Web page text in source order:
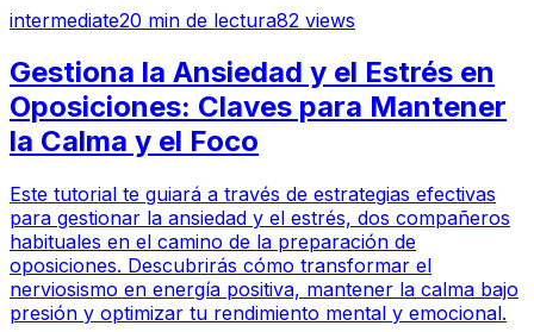
intermediate20 min de lectura82 views
Gestiona la Ansiedad y el Estrés en
Oposiciones: Claves para Mantener
la Calma y el Foco
Este tutorial te guiará a través de estrategias efectivas
para gestionar la ansiedad y el estrés, dos compañeros
habituales en el camino de la preparación de
oposiciones. Descubrirás cómo transformar el
nerviosismo en energía positiva, mantener la calma bajo
presión y optimizar tu rendimiento mental y emocional.